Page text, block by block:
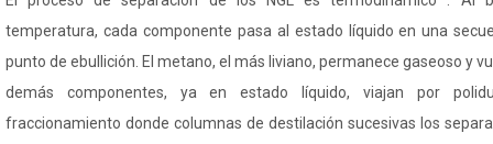
temperatura, cada componente pasa al estado líquido en una
punto de ebullición. El metano, el más liviano, permanece gaseoso y
demás componentes, ya en estado líquido, viajan por
fraccionamiento donde columnas de destilación sucesivas los